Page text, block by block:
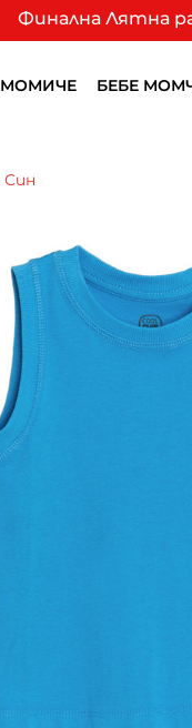
Финална Лятна
МОМИЧЕ БЕБЕ
Син